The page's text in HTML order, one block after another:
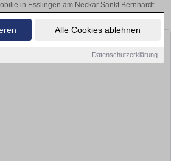
Alle Cookies ablehnen
Datenschutzerklärung
in Esslingen am Neckar Sankt Bernhardt
oder in der Nähe.